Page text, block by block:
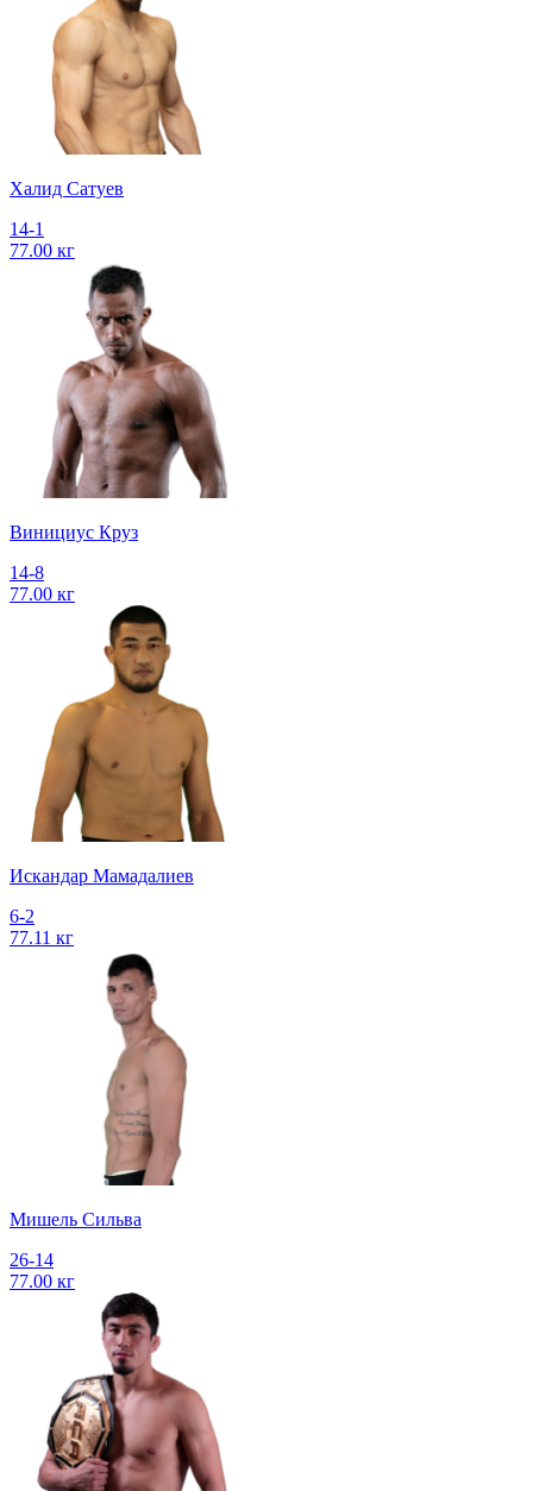
Халид Сатуев
14-1
77.00 кг
Винициус Круз
14-8
77.00 кг
Искандар Мамадалиев
6-2
77.11 кг
Мишель Сильва
26-14
77.00 кг